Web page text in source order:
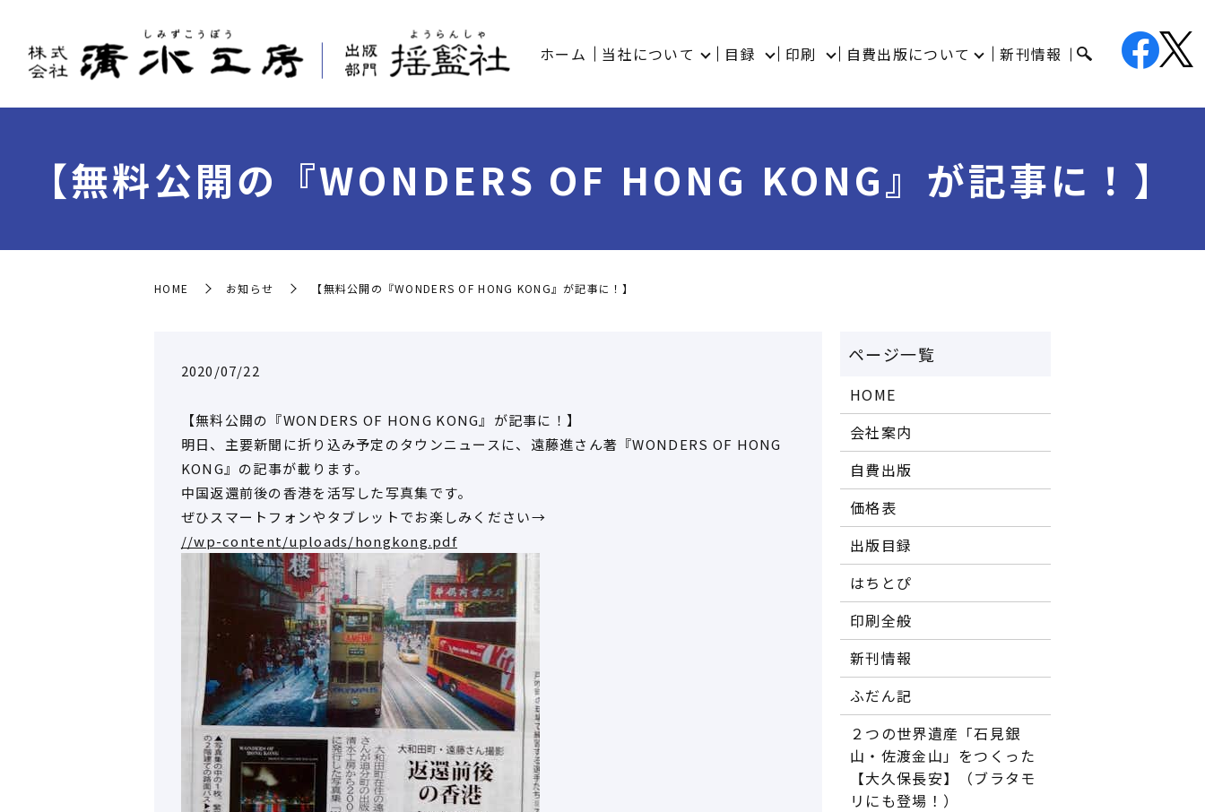
ホーム 当社について 目録 印刷 自費出版について 新刊情報
【無料公開の『WONDERS OF HONG KONG』が記事に！】
HOME お知らせ 【無料公開の『WONDERS OF HONG KONG』が記事に！】
2020/07/22
【無料公開の『WONDERS OF HONG KONG』が記事に！】
明日、主要新聞に折り込み予定のタウンニュースに、遠藤進さん著『WONDERS OF HONG
KONG』の記事が載ります。
中国返還前後の香港を活写した写真集です。
ぜひスマートフォンやタブレットでお楽しみください→
//wp-content/uploads/hongkong.pdf
HOME
会社案内
自費出版
価格表
出版目録
はちとぴ
印刷全般
新刊情報
ふだん記
２つの世界遺産「石見銀
山・佐渡金山」をつくった
【大久保長安】（ブラタモ
リにも登場！）